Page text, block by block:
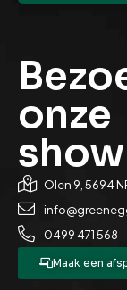
onze
Olen 9, 5694
0499 471 568
Maak een